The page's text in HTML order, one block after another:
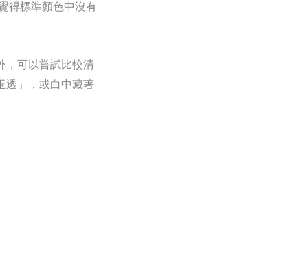
得標準顏色中沒有
，可以嘗試比較清
透」，或白中藏著